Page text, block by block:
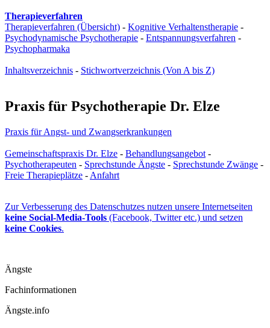
Therapieverfahren
Therapieverfahren (Übersicht) - Kognitive Verhaltenstherapie -
Psychodynamische Psychotherapie - Entspannungsverfahren -
Psychopharmaka
Inhaltsverzeichnis - Stichwortverzeichnis (Von A bis Z)
Praxis für Psychotherapie Dr. Elze
Praxis für Angst- und Zwangs­erkrankungen
Gemeinschaftspraxis Dr. Elze - Behandlungsangebot -
Psychotherapeuten - Sprechstunde Ängste - Sprechstunde Zwänge -
Freie Therapieplätze - Anfahrt
Zur Verbesserung des Datenschutzes nutzen unsere Internetseiten
keine Social-Media-Tools (Facebook, Twitter etc.) und setzen
keine Cookies.
Ängste
Fachinformationen
Ängste.info